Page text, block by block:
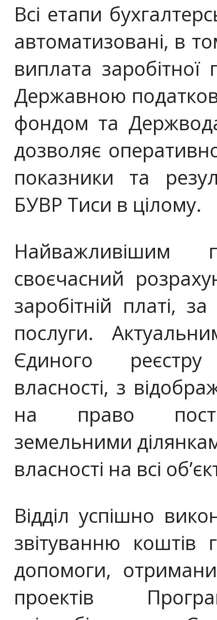
Всі етапи
автоматизовані, в
виплата заробітної
Державною
фондом та
дозволяє
показники та
БУВР Тиси в цілому.
Найважливішим
своєчасний
заробітній платі,
послуги.
Єдиного
власності, з
на право
земельними
власності на всі
Відділ успішно
звітуванню коштів
допомоги,
проектів